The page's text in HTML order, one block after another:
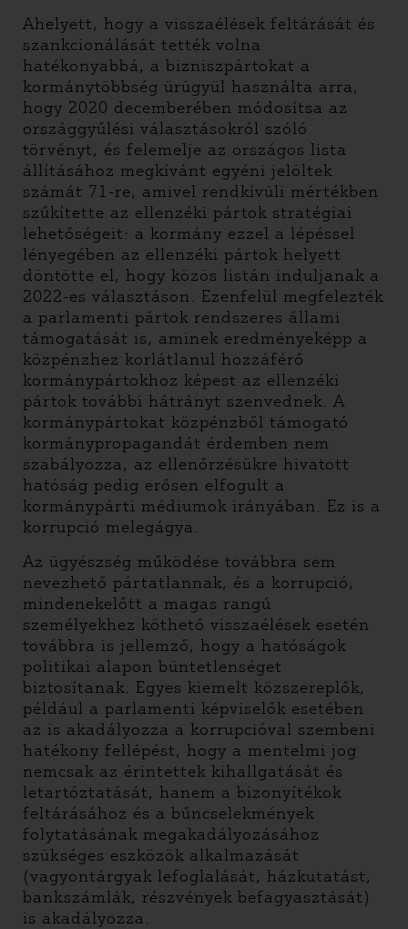
Ahelyett, hogy a visszaélések feltárását és
szankcionálását tették volna
hatékonyabbá, a bizniszpártokat a
kormánytöbbség ürügyül használta arra,
hogy 2020 decemberében módosítsa az
országgyűlési választásokról szóló
törvényt, és felemelje az országos lista
állításához megkívánt egyéni jelöltek
számát 71-re, amivel rendkívüli mértékben
szűkítette az ellenzéki pártok stratégiai
lehetőségeit: a kormány ezzel a lépéssel
lényegében az ellenzéki pártok helyett
döntötte el, hogy közös listán induljanak a
2022-es választáson. Ezenfelül megfelezték
a parlamenti pártok rendszeres állami
támogatását is, aminek eredményeképp a
közpénzhez korlátlanul hozzáférő
kormánypártokhoz képest az ellenzéki
pártok további hátrányt szenvednek. A
kormánypártokat közpénzből támogató
kormánypropagandát érdemben nem
szabályozza, az ellenőrzésükre hivatott
hatóság pedig erősen elfogult a
kormánypárti médiumok irányában. Ez is a
korrupció melegágya.
Az ügyészség működése továbbra sem
nevezhető pártatlannak, és a korrupció,
mindenekelőtt a magas rangú
személyekhez köthető visszaélések esetén
továbbra is jellemző, hogy a hatóságok
politikai alapon büntetlenséget
biztosítanak. Egyes kiemelt közszereplők,
például a parlamenti képviselők esetében
az is akadályozza a korrupcióval szembeni
hatékony fellépést, hogy a mentelmi jog
nemcsak az érintettek kihallgatását és
letartóztatását, hanem a bizonyítékok
feltárásához és a bűncselekmények
folytatásának megakadályozásához
szükséges eszközök alkalmazását
(vagyontárgyak lefoglalását, házkutatást,
bankszámlák, részvények befagyasztását)
is akadályozza.